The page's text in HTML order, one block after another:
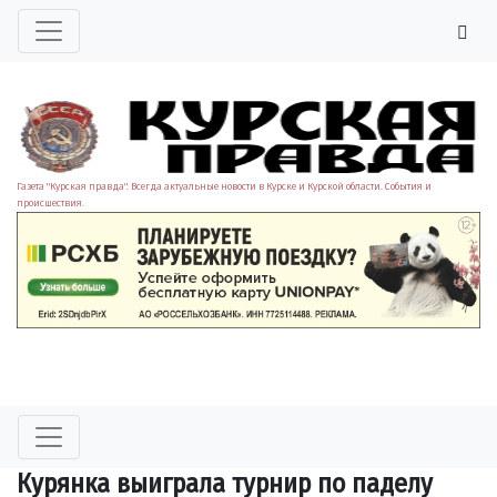
Газета "Курская правда". Всегда актуальные новости в Курске и Курской области. События и
происшествия.
Курянка выиграла турнир по паделу